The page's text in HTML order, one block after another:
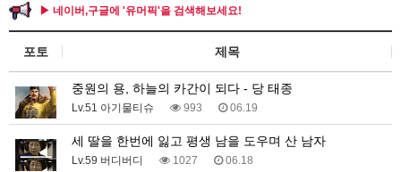
▶ 네이버,구글에 '유머픽'을 검색해보세요!
포토 제목
중원의 용, 하늘의 카간이 되다 - 당 태종
Lv.51 아기물티슈 993 06.19
세 딸을 한번에 잃고 평생 남을 도우며 산 남자
Lv.59 버디버디 1027 06.18